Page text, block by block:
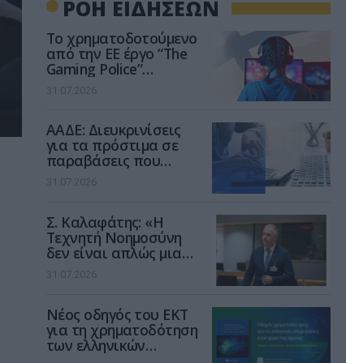
ΡΟΗ ΕΙΔΗΣΕΩΝ
Το χρηματοδοτούμενο
από την ΕΕ έργο “The
Gaming Police”
ενισχύει την ασφάλεια
των παιδιών στο
31.07.2026
ΑΑΔΕ: Διευκρινίσεις
για τα πρόστιμα σε
παραβάσεις που
αφορούν τους ΦΗΜ
31.07.2026
Σ. Καλαφάτης: «Η
Τεχνητή Νοημοσύνη
δεν είναι απλώς μια
νέα τεχνολογία, είναι
μια νέα βιομηχανική
31.07.2026
Νέος οδηγός του ΕΚΤ
για τη χρηματοδότηση
των ελληνικών